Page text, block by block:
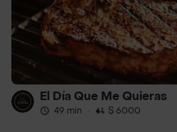
El Día Que Me Quieras
49 min · $ 6000